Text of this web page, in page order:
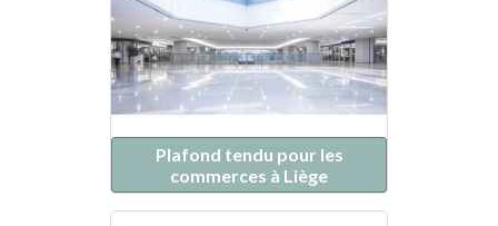
Plafond tendu pour les
commerces à Liège